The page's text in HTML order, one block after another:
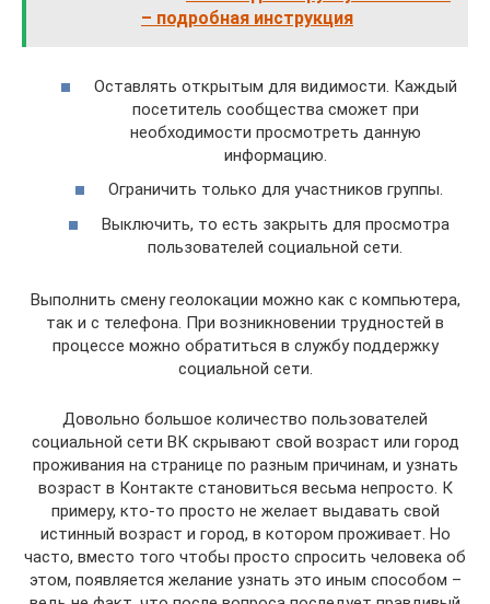
– подробная инструкция
Оставлять открытым для видимости. Каждый
посетитель сообщества сможет при
необходимости просмотреть данную
информацию.
Ограничить только для участников группы.
Выключить, то есть закрыть для просмотра
пользователей социальной сети.
Выполнить смену геолокации можно как с компьютера,
так и с телефона. При возникновении трудностей в
процессе можно обратиться в службу поддержку
социальной сети.
Довольно большое количество пользователей
социальной сети ВК скрывают свой возраст или город
проживания на странице по разным причинам, и узнать
возраст в Контакте становиться весьма непросто. К
примеру, кто-то просто не желает выдавать свой
истинный возраст и город, в котором проживает. Но
часто, вместо того чтобы просто спросить человека об
этом, появляется желание узнать это иным способом –